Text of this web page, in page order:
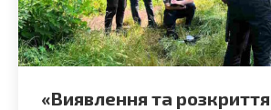
«Виявлення та розкриття